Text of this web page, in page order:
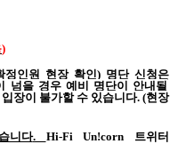
)
정인원 현장 확인) 명단 신청은
넘을 경우 예비 명단이 안내될
장이 불가할 수 있습니다. (현장
니다. Hi-Fi Un!corn 트위터